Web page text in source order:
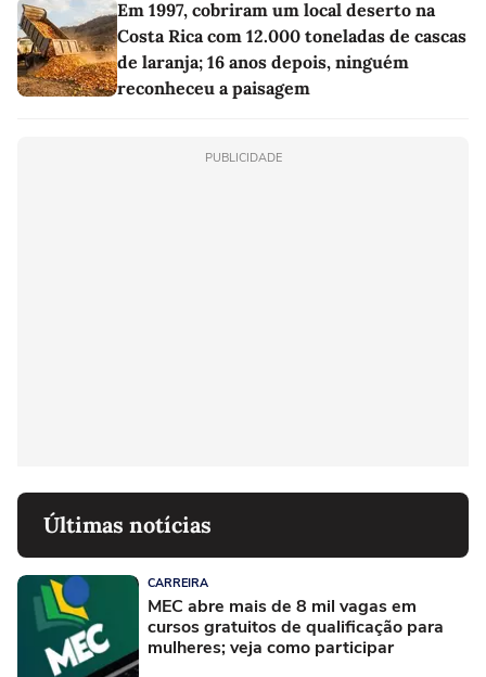
Em 1997, cobriram um local deserto na
Costa Rica com 12.000 toneladas de cascas
de laranja; 16 anos depois, ninguém
reconheceu a paisagem
PUBLICIDADE
Últimas notícias
CARREIRA
MEC abre mais de 8 mil vagas em
cursos gratuitos de qualificação para
mulheres; veja como participar